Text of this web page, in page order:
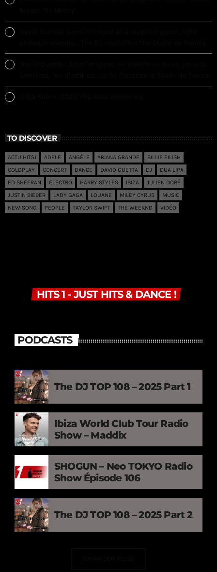
TO DISCOVER
ACTU HITS1 ADELE ANGÈLE ARIANA GRANDE
BILLIE EILISH
COLDPLAY
CONCERT DANCE DAVID GUETTA DJ
DUA LIPA
ED SHEERAN
ELECTRO HARRY STYLES IBIZA
JULIEN DORÉ
JUSTIN BIEBER
LADY GAGA LOUANE MILEY CYRUS
MUSIC
NEW SONG
PEOPLE TAYLOR SWIFT THE WEEKND VIDÉO
HITS 1 - JUST HITS & DANCE !
PODCASTS
The DJ TOP 108 – 2025 Part 1
Ibiza World Club Tour Radio
Show – Maddix
SHOGUN – Neo TOKYO Radio
Show Épisode 106
The DJ TOP 108 – 2025 Part 2